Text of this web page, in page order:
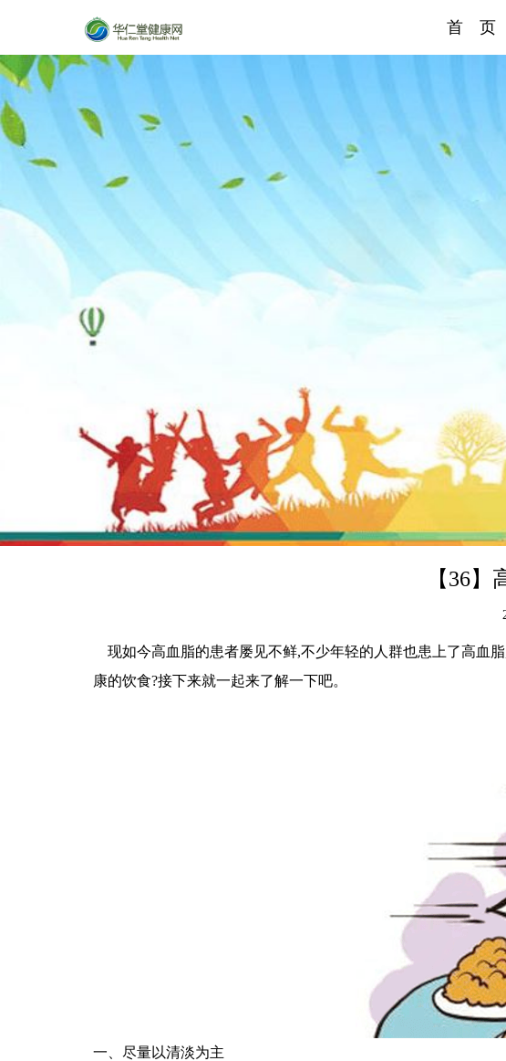
首 页
【36
现如今高血脂的患者屡见不鲜,不少年轻的人群也患上了高血
康的饮食?接下来就一起来了解一下吧。
一、尽量以清淡为主